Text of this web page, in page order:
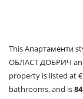
ThisАпартаменти
ОБЛАСТ ДОБРИЧ
property is listed at
bathrooms, and is